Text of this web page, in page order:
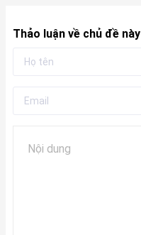
Thảo luận về chủ đề này